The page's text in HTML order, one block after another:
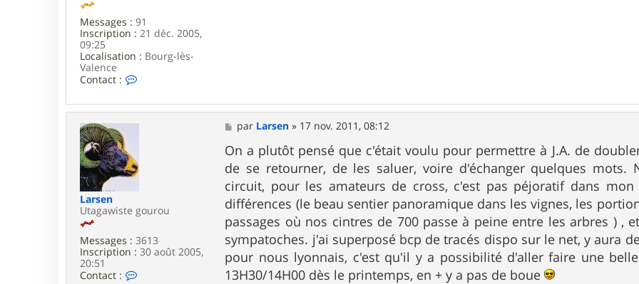
Messages : 91
Inscription : 21 déc. 2005,
09:25
Localisation : Bourg-lès-
Valence
Contact :
n
t
a
r
e
r
y
Larsen
Utagawiste gourou
Messages : 3613
Inscription : 30 août 2005,
20:51
Contact :
M
e
s
s
a
g
e
par Larsen » 17 nov. 2011, 08:12
On a plutôt pensé que c'était voulu pour permettre à J.A. de
de se retourner, de les saluer, voire d'échanger quelques mots.
circuit, pour les amateurs de cross, c'est pas péjoratif dans
différences (le beau sentier panoramique dans les vignes, les
passages où nos cintres de 700 passe à peine entre les arbres ) ,
sympatoches. j'ai superposé bcp de tracés dispo sur le net, y aura
pour nous lyonnais, c'est qu'il y a possibilité d'aller faire une
13H30/14H00 dès le printemps, en + y a pas de boue